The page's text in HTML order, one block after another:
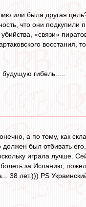
или была другая
что они подкупили
«связи»
восстания,
гибель.....
а по тому, как
был отбивать
играла лучше.
за Испанию,
38 лет.))) PS